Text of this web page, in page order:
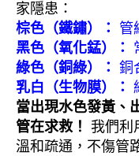
家隱患：
棕色（鐵鏽）：
管
黑色（氧化錳）：
綠色（銅綠）： 銅
乳白（生物膜）：
當出現水色發黃、
管在求救！
我們利
溫和疏通，不傷管